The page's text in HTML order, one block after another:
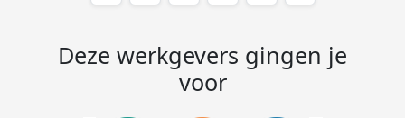
Deze werkgevers gingen je
voor